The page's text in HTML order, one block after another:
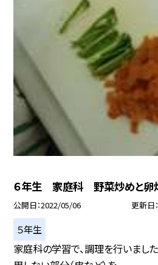
６年生 家庭科 野菜炒めと卵
公開日 2022/05/06 更新日
５年生
家庭科の学習で、調理を行いまし